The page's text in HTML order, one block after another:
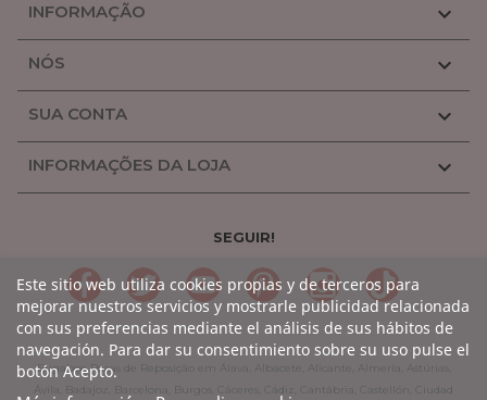
INFORMAÇÃO 
NÓS 
SUA CONTA 
INFORMAÇÕES DA LOJA 
SEGUIR!
LinkedInGorjeio YouTubePinterestLinkedinTikTok
Este sitio web utiliza cookies propias y de terceros para
mejorar nuestros servicios y mostrarle publicidad relacionada
con sus preferencias mediante el análisis de sus hábitos de
navegación. Para dar su consentimiento sobre su uso pulse el
botón Acepto.
Bugaboo Peças de Reposição em Álava, Albacete, Alicante, Almería, Astúrias,
Ávila, Badajoz, Barcelona, Burgos, Cáceres, Cádiz, Cantábria, Castellón, Ciudad